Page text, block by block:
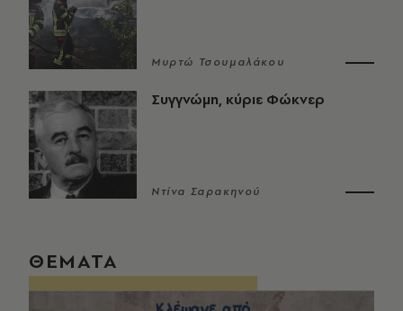
Μυρτώ Τσουμαλάκου
Συγγνώμη, κύριε Φώκνερ
Ντίνα Σαρακηνού
ΘΕΜΑΤΑ